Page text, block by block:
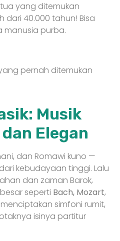
yang ditemukan
dari 40.000 tahun! Bisa
manusia purba.
pernah ditemukan
Musik
Elegan
dan Romawi kuno —
kebudayaan tinggi. Lalu
dan zaman Barok,
seperti Bach, Mozart,
menciptakan simfoni rumit,
otaknya isinya partitur